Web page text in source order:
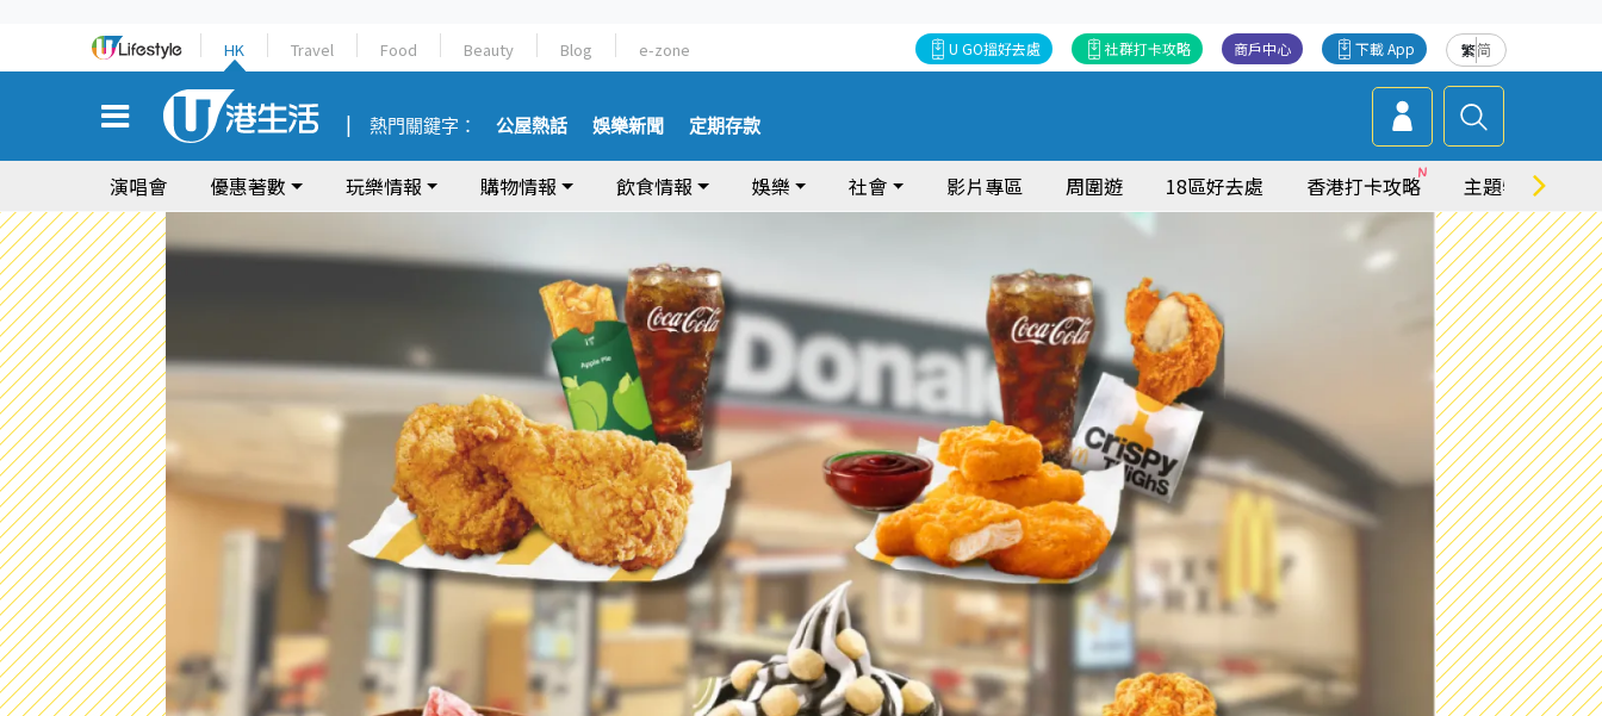
HK Travel Food Beauty Blog e-zone 繁简
下載 App
商戶中心
社群打卡攻略
U GO搵好去處
熱門關鍵字： 公屋熱話 娛樂新聞 定期存款
演唱會 優惠著數 玩樂情報 購物情報 飲食情報 娛樂 社會 影片專區 周圍遊 18區好去處 香港打卡攻略 主題特集